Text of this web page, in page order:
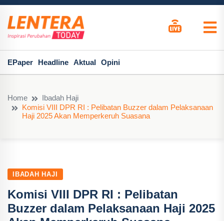
EPaper Headline Aktual Opini
Home
Ibadah Haji
Komisi VIII DPR RI : Pelibatan Buzzer dalam Pelaksanaan
Haji 2025 Akan Memperkeruh Suasana
IBADAH HAJI
Komisi VIII DPR RI : Pelibatan
Buzzer dalam Pelaksanaan Haji 2025